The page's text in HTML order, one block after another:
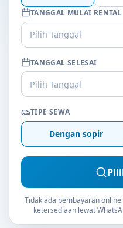
TANGGAL MULAI RENTAL
Pilih Tanggal
TANGGAL SELESAI
Pilih Tanggal
TIPE SEWA
Dengan sopir
Tidak ada pembayaran
ketersediaan lewat